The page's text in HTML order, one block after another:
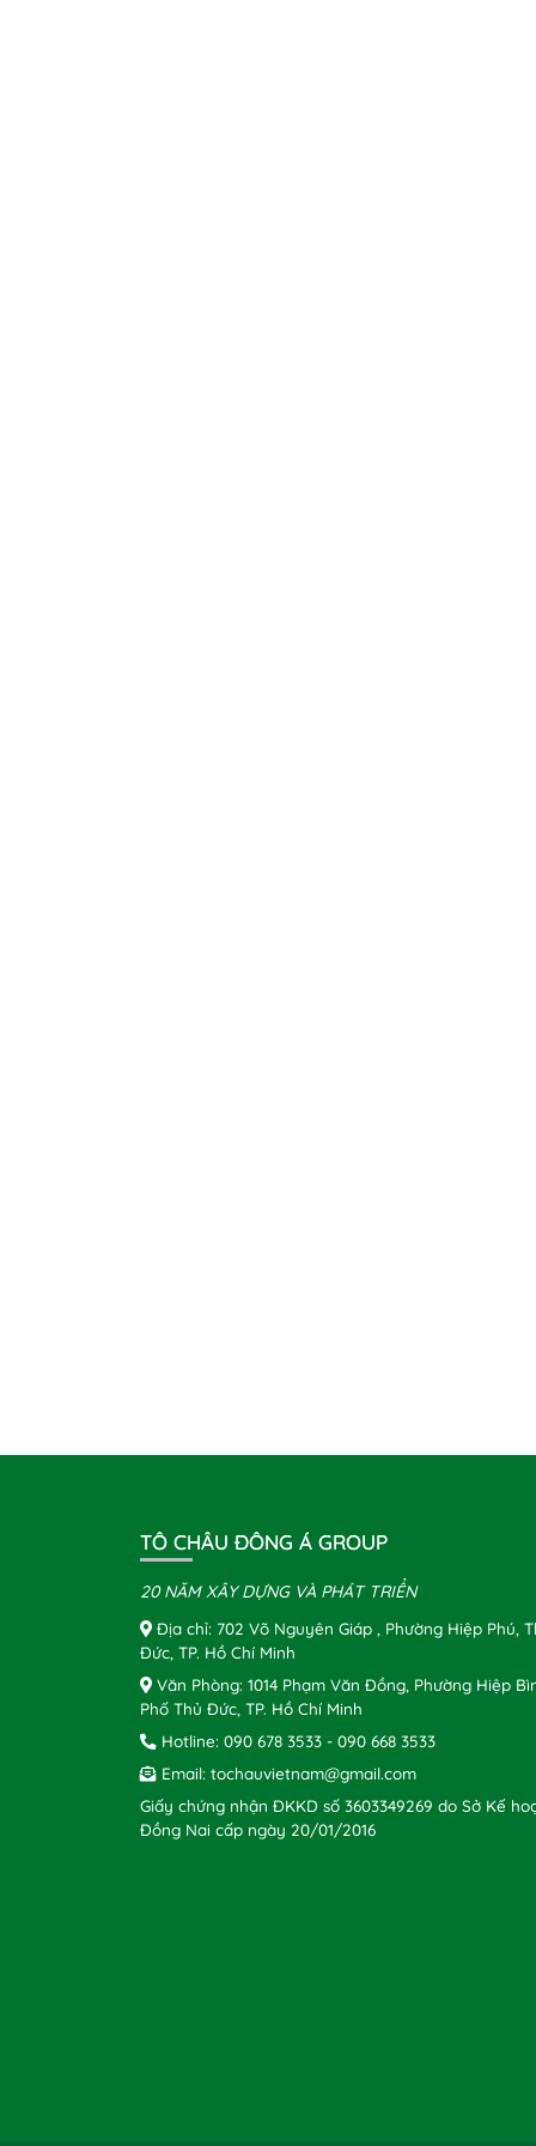
TÔ CHÂU ĐÔNG Á GROUP
20 NĂM XÂY DỰNG VÀ PHÁT TRIỂN
Địa chỉ: 702 Võ Nguyên Giáp , Phường Hiệp Phú,
Đức, TP. Hồ Chí Minh
Văn Phòng: 1014 Phạm Văn Đồng, Phường Hiệp
Phố Thủ Đức, TP. Hồ Chí Minh
Hotline: 090 678 3533 - 090 668 3533
Email: tochauvietnam@gmail.com
Giấy chứng nhận ĐKKD số 3603349269 do Sở Kế
Đồng Nai cấp ngày 20/01/2016